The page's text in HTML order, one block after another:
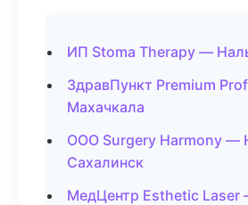
ИП Stoma Therapy —
ЗдравПункт Premium
Махачкала
ООО Surgery Harmony
Сахалинск
МедЦентр Esthetic Laser